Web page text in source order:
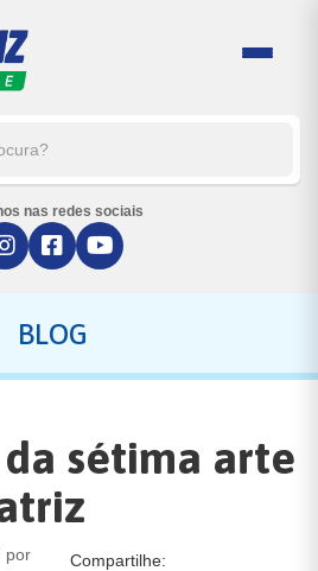
nas redes sociais
BLOG
sétima arte
por
Compartilhe: